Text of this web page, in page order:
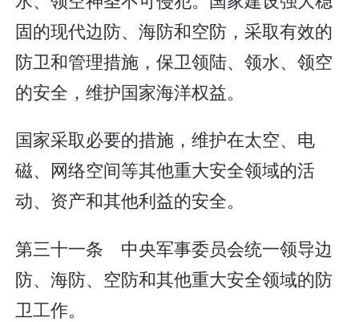
固的现代边防、海防和空防，采取有效的
防卫和管理措施，保卫领陆、领水、领空
的安全，维护国家海洋权益。
国家采取必要的措施，维护在太空、电
磁、网络空间等其他重大安全领域的活
动、资产和其他利益的安全。
第三十一条 中央军事委员会统一领导边
防、海防、空防和其他重大安全领域的防
卫工作。